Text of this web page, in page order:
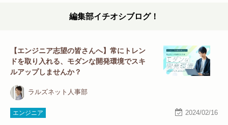
編集部イチオシブログ！
【エンジニア志望の皆さんへ】常にトレン
ドを取り入れる、モダンな開発環境でスキ
ルアップしませんか？
ラルズネット人事部
エンジニア 2024/02/16